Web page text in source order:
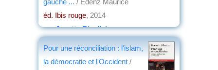
gauche ... / Edenz Maurice
éd. Ibis rouge, 2014
parJosette Rivallain
Pour une réconciliation : l'islam,
la démocratie et l'Occident /